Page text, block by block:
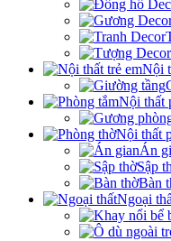
Nội
Nội thất
Nội thất
Án
Sập
Bàn
Ngoại